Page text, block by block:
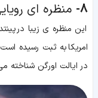
8- منظره ای
امریکا به ثبت رسیده
در ایالت اورگن شناخته